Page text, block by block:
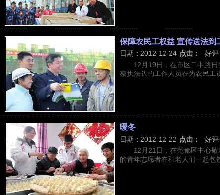
保障农民工权益 宣传送法到
日期：2012-12-24 点击：
好评
12月19日，在市区二中路
察执法队的工作人员在为农民工
暖冬
日期：2012-12-22 点击：
好评
12月21日，在尧都区中心
的青年志愿者在和老人们一起包